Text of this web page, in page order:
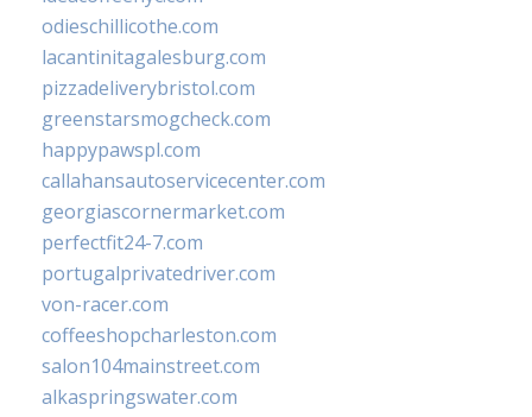
odieschillicothe.com
lacantinitagalesburg.com
pizzadeliverybristol.com
greenstarsmogcheck.com
happypawspl.com
callahansautoservicecenter.com
georgiascornermarket.com
perfectfit24-7.com
portugalprivatedriver.com
von-racer.com
coffeeshopcharleston.com
salon104mainstreet.com
alkaspringswater.com